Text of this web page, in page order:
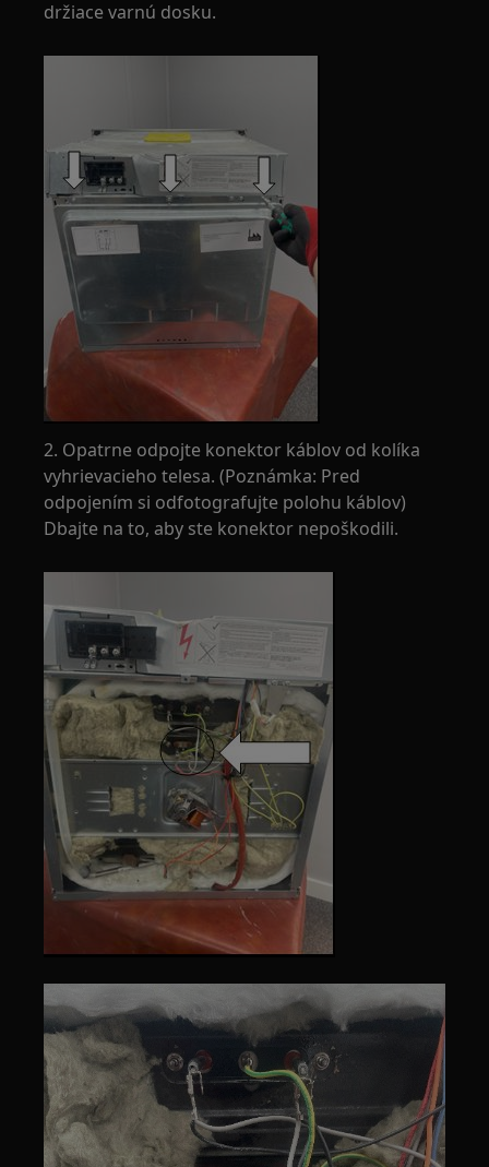
držiace varnú dosku.
2. Opatrne odpojte konektor káblov od kolíka
vyhrievacieho telesa. (Poznámka: Pred
odpojením si odfotografujte polohu káblov)
Dbajte na to, aby ste konektor nepoškodili.